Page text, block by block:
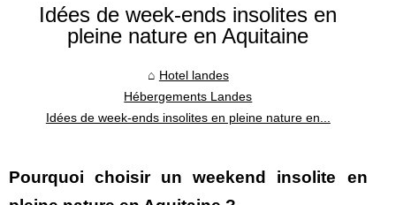
Idées de week-ends insolites en
pleine nature en Aquitaine
Hotel landes
Hébergements Landes
Idées de week-ends insolites en pleine nature en...
Pourquoi choisir un weekend insolite en